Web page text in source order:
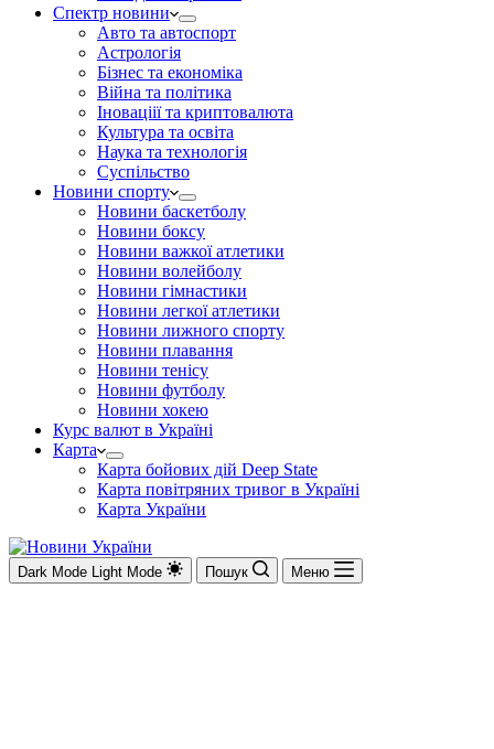
Спектр новини
Авто та автоспорт
Астрологія
Бізнес та економіка
Війна та політика
Іноваціії та криптовалюта
Культура та освіта
Наука та технологія
Суспільство
Новини спорту
Новини баскетболу
Новини боксу
Новини важкої атлетики
Новини волейболу
Новини гімнастики
Новини легкої атлетики
Новини лижного спорту
Новини плавання
Новини тенісу
Новини футболу
Новини хокею
Курс валют в Україні
Карта
Карта бойових дій Deep State
Карта повітряних тривог в Україні
Карта України
Dark Mode Light Mode Пошук Меню